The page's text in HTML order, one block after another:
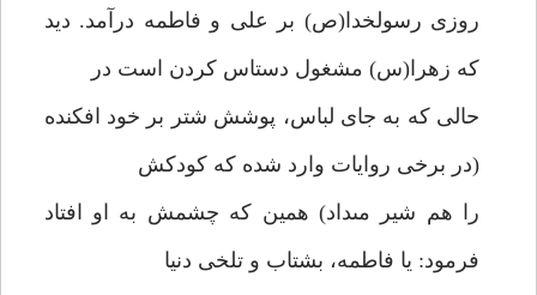
روزى رسول‏خدا(ص) بر على و فاطمه درآمد. ديد
كه زهرا(س) مشغول دستاس كردن است در
حالى كه به جاى لباس، پوشش شتر بر خود افكنده
(در برخى روايات وارد شده كه كودكش
را هم شير مى‏داد) همين كه چشمش به او افتاد
فرمود: يا فاطمه، بشتاب و تلخى دنيا